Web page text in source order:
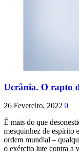
Ucrânia. O rapto
26 Fevereiro, 2022 0
É mais do que
mesquinhez de espírito
ordem mundial –
o exército lute contra a